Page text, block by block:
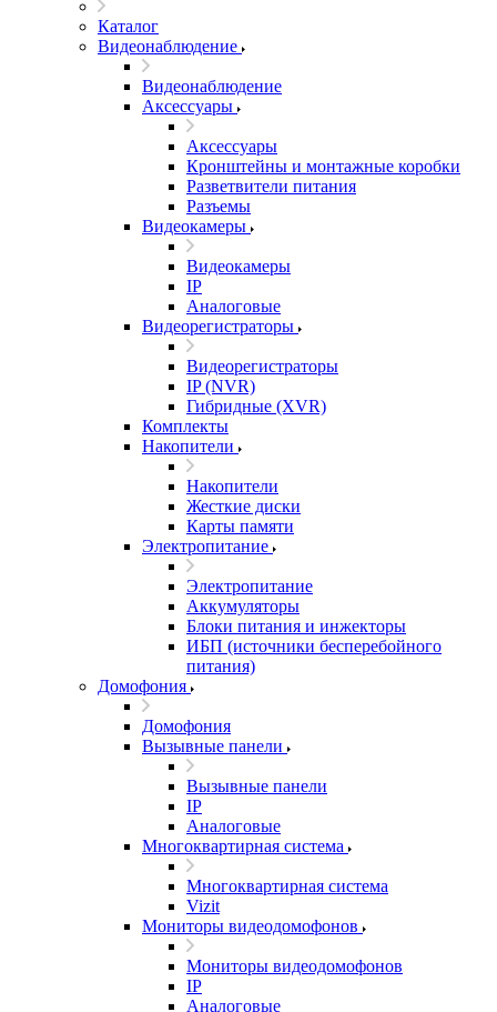
Каталог
Видеонаблюдение
Видеонаблюдение
Аксессуары
Аксессуары
Кронштейны и монтажные коробки
Разветвители питания
Разъемы
Видеокамеры
Видеокамеры
IP
Аналоговые
Видеорегистраторы
Видеорегистраторы
IP (NVR)
Гибридные (XVR)
Комплекты
Накопители
Накопители
Жесткие диски
Карты памяти
Электропитание
Электропитание
Аккумуляторы
Блоки питания и инжекторы
ИБП (источники бесперебойного
питания)
Домофония
Домофония
Вызывные панели
Вызывные панели
IP
Аналоговые
Многоквартирная система
Многоквартирная система
Vizit
Мониторы видеодомофонов
Мониторы видеодомофонов
IP
Аналоговые